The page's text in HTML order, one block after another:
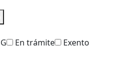
G En trámite
Exento